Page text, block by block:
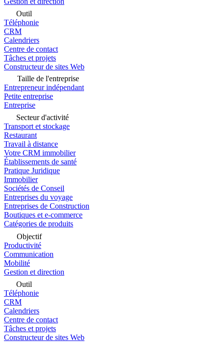
Outil
Téléphonie
CRM
Calendriers
Centre de contact
Tâches et projets
Constructeur de sites Web
Taille de l'entreprise
Entrepreneur indépendant
Petite entreprise
Entreprise
Secteur d'activité
Transport et stockage
Restaurant
Travail à distance
Votre CRM immobilier
Établissements de santé
Pratique Juridique
Immobilier
Sociétés de Conseil
Entreprises du voyage
Entreprises de Construction
Boutiques et e-commerce
Catégories de produits
Objectif
Productivité
Communication
Mobilité
Gestion et direction
Outil
Téléphonie
CRM
Calendriers
Centre de contact
Tâches et projets
Constructeur de sites Web